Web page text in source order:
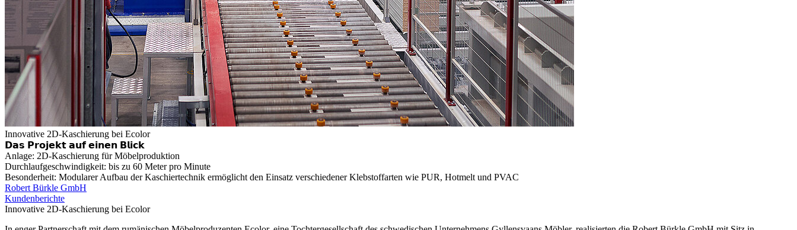
Innovative 2D-Kaschierung bei Ecolor
𝗗𝗮𝘀 𝗣𝗿𝗼𝗷𝗲𝗸𝘁 𝗮𝘂𝗳 𝗲𝗶𝗻𝗲𝗻 𝗕𝗹𝗶𝗰𝗸
Anlage: 2D-Kaschierung für Möbelproduktion
Durchlaufgeschwindigkeit: bis zu 60 Meter pro Minute
Besonderheit: Modularer Aufbau der Kaschiertechnik ermöglicht den Einsatz verschiedener Klebstoffarten wie PUR, Hotmelt und PVAC
Robert Bürkle GmbH
Kundenberichte
Innovative 2D-Kaschierung bei Ecolor